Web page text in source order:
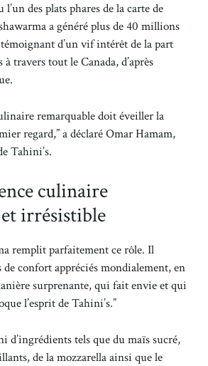
des plats phares de la carte de
a généré plus de 40 millions
d’un vif intérêt de la part
travers tout le Canada, d’après
remarquable doit éveiller la
regard,” a déclaré Omar Hamam,
Tahini’s.
culinaire
irrésistible
remplit parfaitement ce rôle. Il
confort appréciés mondialement, en
surprenante, qui fait envie et qui
l’esprit de Tahini’s.”
d’ingrédients tels que du maïs sucré,
de la mozzarella ainsi que le